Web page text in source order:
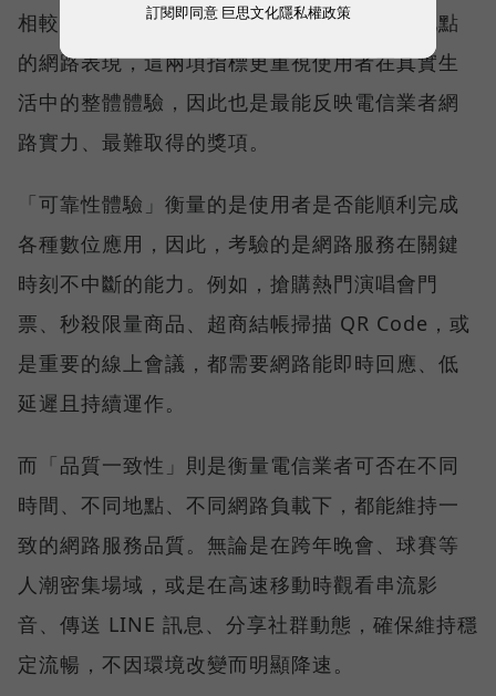
相較於傳統下載速度只反映單一時間、單一地點
的網路表現，這兩項指標更重視使用者在真實生
活中的整體體驗，因此也是最能反映電信業者網
路實力、最難取得的獎項。
「可靠性體驗」衡量的是使用者是否能順利完成
各種數位應用，因此，考驗的是網路服務在關鍵
時刻不中斷的能力。例如，搶購熱門演唱會門
票、秒殺限量商品、超商結帳掃描 QR Code，或
是重要的線上會議，都需要網路能即時回應、低
延遲且持續運作。
而「品質一致性」則是衡量電信業者可否在不同
時間、不同地點、不同網路負載下，都能維持一
致的網路服務品質。無論是在跨年晚會、球賽等
人潮密集場域，或是在高速移動時觀看串流影
音、傳送 LINE 訊息、分享社群動態，確保維持穩
定流暢，不因環境改變而明顯降速。
訂閱即同意 巨思文化隱私權政策